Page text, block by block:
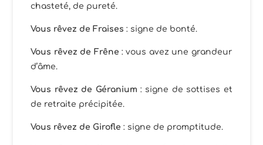
chasteté, de pureté.
Vous rêvez de Fraises : signe de bonté.
Vous rêvez de Frêne : vous avez une grandeur
d’âme.
Vous rêvez de Géranium : signe de sottises et
de retraite précipitée.
Vous rêvez de Girofle : signe de promptitude.